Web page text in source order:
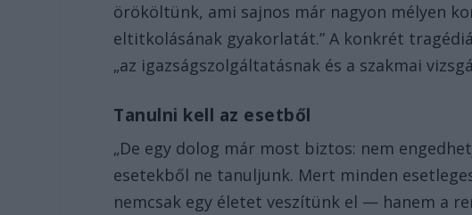
örököltünk, ami sajnos már nagyon mélyen
eltitkolásának gyakorlatát.” A konkrét
„az igazságszolgáltatásnak és a szakmai
Tanulni kell az esetből
„De egy dolog már most biztos: nem
esetekből ne tanuljunk. Mert minden
nemcsak egy életet veszítünk el — hanem a